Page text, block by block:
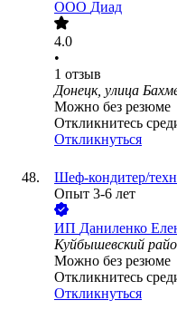
ООО Диад
4.0
•
1 отзыв
Донецк, улица
Можно без резюме
Откликнитесь
Откликнуться
Шеф-кондитер/
Опыт 3-6 лет
ИП Даниленко
Куйбышевский
Можно без резюме
Откликнитесь
Откликнуться